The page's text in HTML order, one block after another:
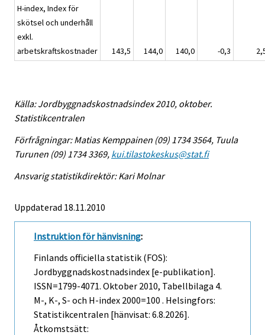
H-index, Index för
skötsel och underhåll
exkl.
arbetskraftskostnader
143,5 144,0 140,0 -0,3
Källa: Jordbyggnadskostnadsindex 2010, oktober.
Statistikcentralen
Förfrågningar: Matias Kemppainen (09) 1734 3564, Tuula
Turunen (09) 1734 3369, kui.tilastokeskus@stat.fi
Ansvarig statistikdirektör: Kari Molnar
Uppdaterad 18.11.2010
Instruktion för hänvisning:
Finlands officiella statistik (FOS):
Jordbyggnadskostnadsindex [e-publikation].
ISSN=1799-4071. Oktober 2010, Tabellbilaga 4.
M-, K-, S- och H-index 2000=100 . Helsingfors:
Statistikcentralen [hänvisat: 6.8.2026].
Åtkomstsätt: